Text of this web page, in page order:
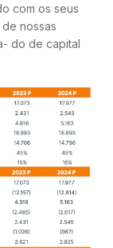
com os seus
nossas
do de capital